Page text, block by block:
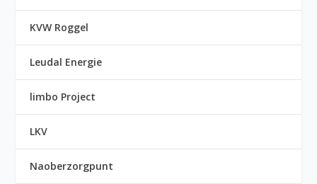
KVW Roggel
Leudal Energie
limbo Project
LKV
Naoberzorgpunt